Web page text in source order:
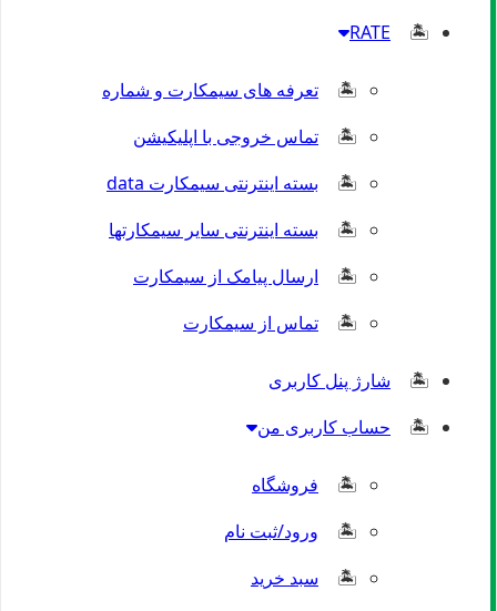
RATE
تعرفه های سیمکارت و شماره
تماس خروجی با اپلیکیشن
بسته اینترنتی سیمکارت data
بسته اینترنتی سایر سیمکارتها
ارسال پیامک از سیمکارت
تماس از سیمکارت
شارژ پنل کاربری
حساب کاربری من
فروشگاه
ورود/ثبت نام
سبد خرید